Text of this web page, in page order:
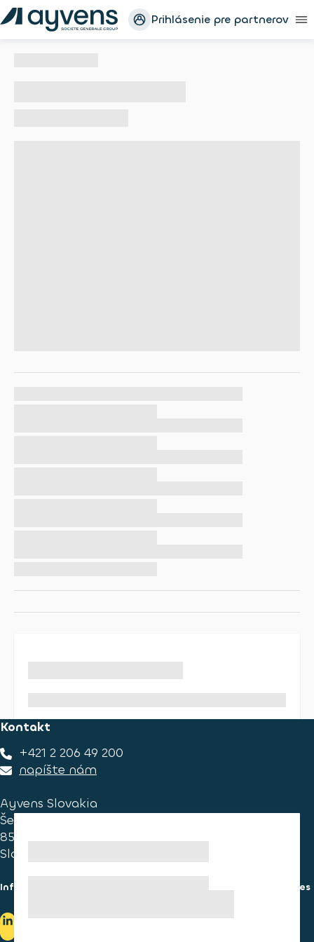
Prihlásenie pre partnerov
Kontakt
+421 2 206 49 200
napíšte nám
Ayvens Slovakia
Ševčenkova 34
851 01 Bratislava
Slovakia
Informácie pre spotrebiteľa Informácie o používaní cookies